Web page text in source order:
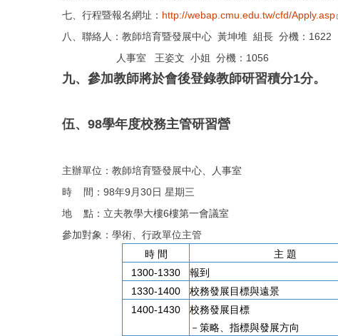
七、行程暨報名網址： http://webap.cmu.edu.tw/cfd/Apply.asp
八、聯絡人：教師培育暨發展中心 黃坤堆 組長 分機：1622
人事室 王姿文 小姐 分機：1056
九、參加教師將於會後登錄教師研習積分1分。
伍、 98學年度校務主管研習營
主辦單位：教師培育暨發展中心、人事室
時 間：98年9月30日 星期三
地 點：立夫教學大樓6樓第一會議室
參加對象：學術、行政單位主管
時 間
主 題
1300-1330
報到
1330-1400
校務發展目標與遠景
1400-1430
校務發展目標
－策略、指標與發展方向